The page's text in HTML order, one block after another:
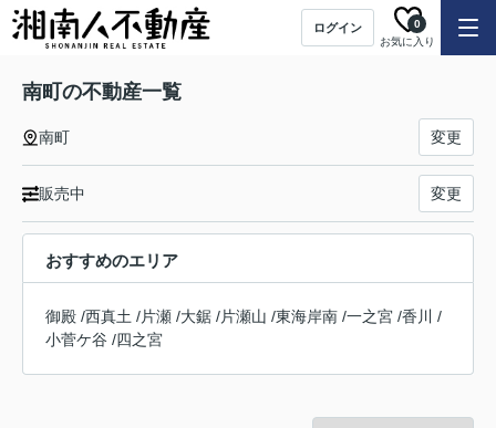
ログイン
お気に入り
0
南町の不動産一覧
南町 変更
販売中 変更
おすすめのエリア
御殿 /西真土 /片瀬 /大鋸 /片瀬山 /東海岸南 /一之宮 /香川
/
小菅ケ谷 /四之宮